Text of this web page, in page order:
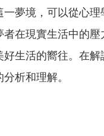
一夢境，可以從心
者在現實生活中的
好生活的嚮往。在
析和理解。